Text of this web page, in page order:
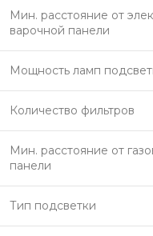
Мин. расстояние от
варочной панели
Мощность ламп
Количество фильтров
Мин. расстояние от
панели
Тип подсветки